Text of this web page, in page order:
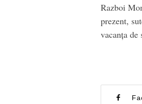
Razboi
prezent,
vacanța